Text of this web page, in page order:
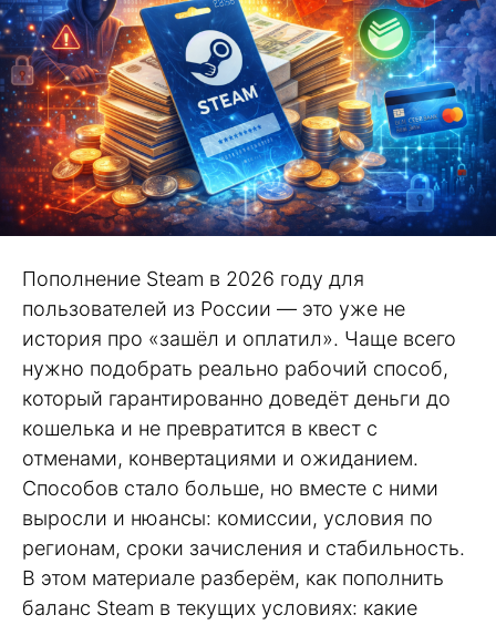
Пополнение Steam в 2026 году для
пользователей из России — это уже не
история про «зашёл и оплатил». Чаще всего
нужно подобрать реально рабочий способ,
который гарантированно доведёт деньги до
кошелька и не превратится в квест с
отменами, конвертациями и ожиданием.
Способов стало больше, но вместе с ними
выросли и нюансы: комиссии, условия по
регионам, сроки зачисления и стабильность.
В этом материале разберём, как пополнить
баланс Steam в текущих условиях: какие